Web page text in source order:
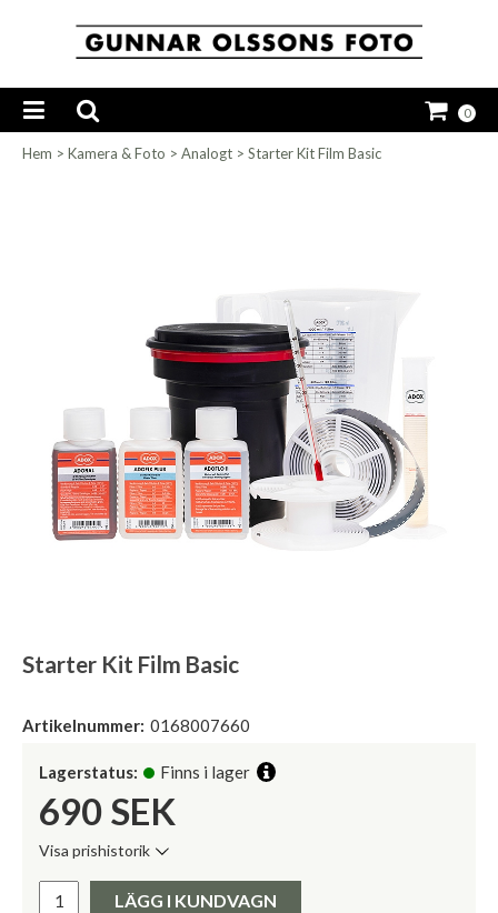
0
Hem > Kamera & Foto > Analogt > Starter Kit Film Basic
Starter Kit Film Basic
Artikelnummer: 0168007660
Lagerstatus: Finns i lager
690 SEK
Visa prishistorik
Pris:
LÄGG I KUNDVAGN